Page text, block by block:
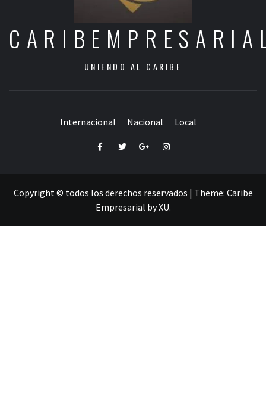
UNIENDO AL CARIBE
Internacional Nacional Local
FacebookTwitterGoogle+Instagram
Copyright © todos los derechos reservados | Theme: Caribe
Empresarial byXU.